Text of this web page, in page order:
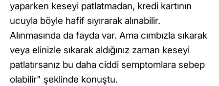
yaparken keseyi patlatmadan, kredi kartının
ucuyla böyle hafif sıyırarak alınabilir.
Alınmasında da fayda var. Ama cımbızla sıkarak
veya elinizle sıkarak aldığınız zaman keseyi
patlatırsanız bu daha ciddi semptomlara sebep
olabilir" şeklinde konuştu.